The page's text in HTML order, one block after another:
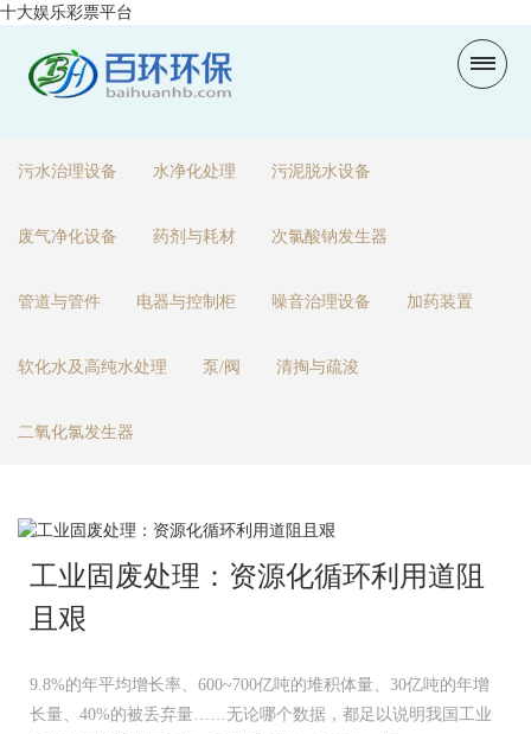
十大娱乐彩票平台
污水治理设备 水净化处理 污泥脱水设备
废气净化设备 药剂与耗材 次氯酸钠发生器
管道与管件 电器与控制柜 噪音治理设备 加药装置
软化水及高纯水处理 泵/阀 清掏与疏浚
二氧化氯发生器
工业固废处理：资源化循环利用道阻
且艰
9.8%的年平均增长率、600~700亿吨的堆积体量、30亿吨的年增
长量、40%的被丢弃量……无论哪个数据，都足以说明我国工业